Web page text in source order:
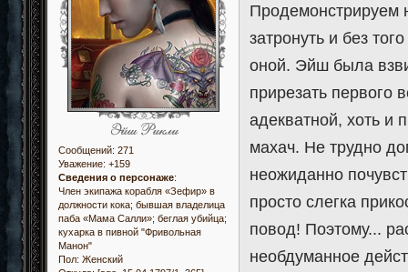
Сообщений: 271
Уважение: +159
Сведения о персонаже:
Член экипажа корабля «Зефир» в
должности кока; бывшая владелица
паба «Мама Салли»; беглая убийца;
кухарка в пивной "Фривольная
Манон"
Пол: Женский
Продемонстрируем
затронуть и без
оной. Эйш была
прирезать первого
адекватной, хоть и
махач. Не трудно
неожиданно
просто слегка
повод! Поэтому...
необдуманное